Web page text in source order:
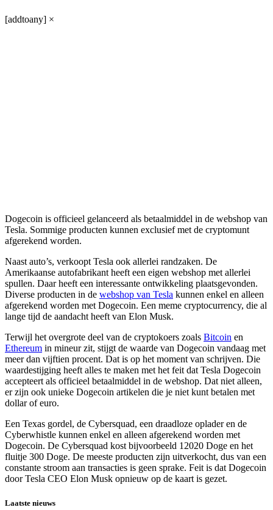
[addtoany] ×
Dogecoin is officieel gelanceerd als betaalmiddel in de webshop van
Tesla. Sommige producten kunnen exclusief met de cryptomunt
afgerekend worden.
Naast auto’s, verkoopt Tesla ook allerlei randzaken. De
Amerikaanse autofabrikant heeft een eigen webshop met allerlei
spullen. Daar heeft een interessante ontwikkeling plaatsgevonden.
Diverse producten in de webshop van Tesla kunnen enkel en alleen
afgerekend worden met Dogecoin. Een meme cryptocurrency, die al
lange tijd de aandacht heeft van Elon Musk.
Terwijl het overgrote deel van de cryptokoers zoals Bitcoin en
Ethereum in mineur zit, stijgt de waarde van Dogecoin vandaag met
meer dan vijftien procent. Dat is op het moment van schrijven. Die
waardestijging heeft alles te maken met het feit dat Tesla Dogecoin
accepteert als officieel betaalmiddel in de webshop. Dat niet alleen,
er zijn ook unieke Dogecoin artikelen die je niet kunt betalen met
dollar of euro.
Een Texas gordel, de Cybersquad, een draadloze oplader en de
Cyberwhistle kunnen enkel en alleen afgerekend worden met
Dogecoin. De Cybersquad kost bijvoorbeeld 12020 Doge en het
fluitje 300 Doge. De meeste producten zijn uitverkocht, dus van een
constante stroom aan transacties is geen sprake. Feit is dat Dogecoin
door Tesla CEO Elon Musk opnieuw op de kaart is gezet.
Laatste nieuws